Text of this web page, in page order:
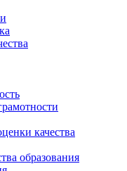
качества
образования